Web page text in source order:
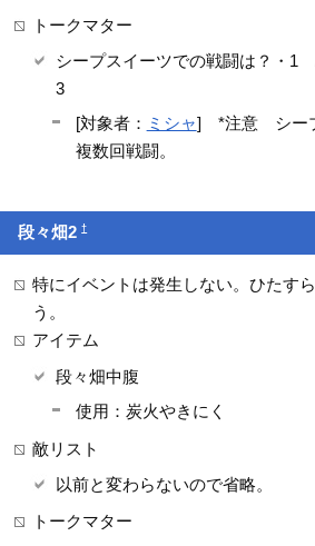
トークマター
シープスイーツでの戦闘は？
3
[対象者： ミシャ] *注意 シー
複数回戦闘。
段々畑2†
特にイベントは発生しない。ひたす
う。
アイテム
段々畑中腹
使用：炭火やきにく
敵リスト
以前と変わらないので省略。
トークマター